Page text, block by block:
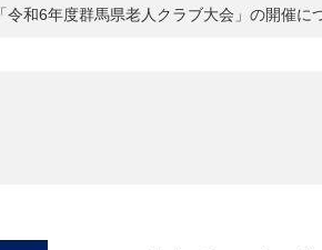
「令和6年度群馬県老人クラブ大会」の開催に